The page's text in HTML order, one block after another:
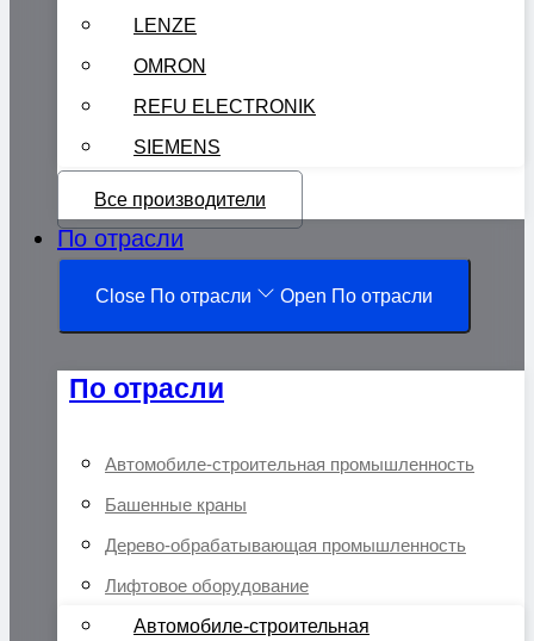
LENZE
OMRON
REFU ELECTRONIK
SIEMENS
Все производители
По отрасли
Close По отрасли Open По отрасли
По отрасли
Автомобиле-строительная промышленность
Башенные краны
Дерево-обрабатывающая промышленность
Лифтовое оборудование
Автомобиле-строительная